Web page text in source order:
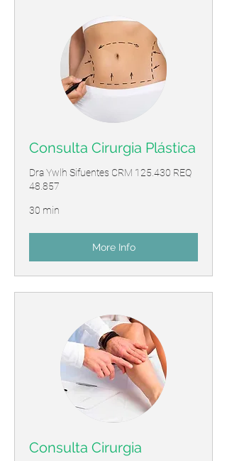
Consulta Cirurgia Plástica
Dra Ywlh Sifuentes CRM 125.430 REQ
48.857
30 min
More Info
Consulta Cirurgia